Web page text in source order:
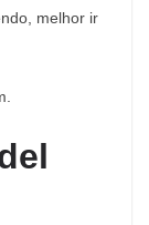
melhor ir